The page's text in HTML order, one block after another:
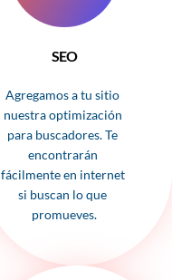
SEO
Agregamos a tu sitio
nuestra optimización
para buscadores. Te
encontrarán
fácilmente en internet
si buscan lo que
promueves.